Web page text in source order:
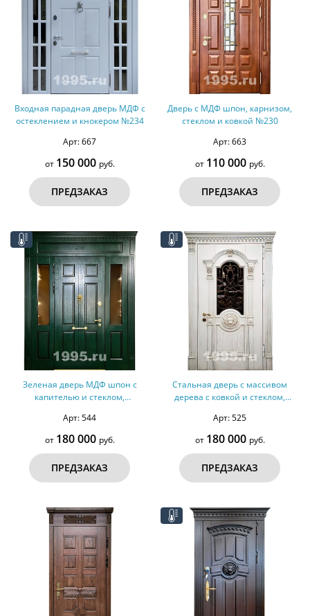
Входная парадная дверь МДФ с
остеклением и кнокером №234
Арт: 667
от 150 000 руб.
ПРЕДЗАКАЗ
Дверь с МДФ шпон, карнизом,
стеклом и ковкой №230
Арт: 663
от 110 000 руб.
ПРЕДЗАКАЗ
Зеленая дверь МДФ шпон с
капителью и стеклом,
Арт: 544
от 180 000 руб.
ПРЕДЗАКАЗ
Стальная дверь с массивом
дерева с ковкой и стеклом,
Арт: 525
от 180 000 руб.
ПРЕДЗАКАЗ